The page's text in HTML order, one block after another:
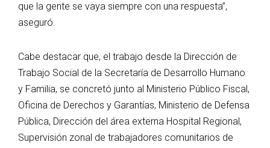
que la gente se vaya siempre con una respuesta”,
aseguró.
Cabe destacar que, el trabajo desde la Dirección de
Trabajo Social de la Secretaría de Desarrollo Humano
y Familia, se concretó junto al Ministerio Público Fiscal,
Oficina de Derechos y Garantías, Ministerio de Defensa
Pública, Dirección del área externa Hospital Regional,
Supervisión zonal de trabajadores comunitarios de